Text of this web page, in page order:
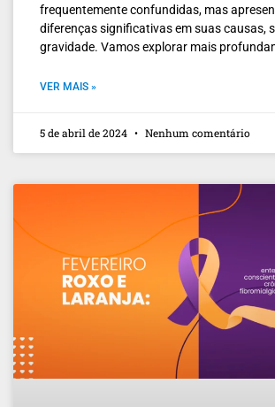
frequentemente confundidas, mas
diferenças significativas em suas causas,
gravidade. Vamos explorar mais
VER MAIS »
5 de abril de 2024 Nenhum comentário